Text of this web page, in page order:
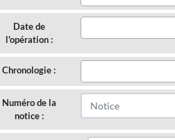
Date de
l'opération :
Chronologie :
Numéro de la
notice :